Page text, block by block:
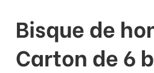
Bisque de
Carton de 6